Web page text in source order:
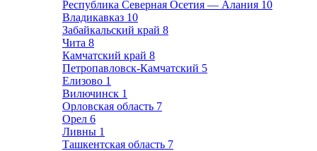
Республика Северная Осетия — Алания 10
Владикавказ 10
Забайкальский край 8
Чита 8
Камчатский край 8
Петропавловск-Камчатский 5
Елизово 1
Вилючинск 1
Орловская область 7
Орел 6
Ливны 1
Ташкентская область 7